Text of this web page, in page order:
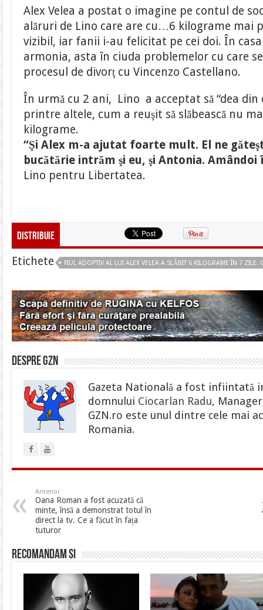
Alex Velea a postat o imagine pe contul de
alăruri de Lino care are cu…6 kilograme mai
vizibil, iar fanii i-au felicitat pe cei doi. În casa
armonia, asta în ciuda problemelor cu care
procesul de divorţ cu Vincenzo Castellano.
În urmă cu 2 ani, Lino a acceptat să “dea din
printre altele, cum a reuşit să slăbească nu
kilograme.
“Şi Alex m-a ajutat foarte mult. El ne
bucătărie intrăm şi eu, şi Antonia. Amândoi
Lino pentru Libertatea.
Distribuie
Etichete FIUL ADOPTIV AL LUI ALEX VELEA A SLĂBIT 6 KILOGRAME ÎN 7
Despre gzn
Gazeta Natională a fost infiintată
domnului Ciocarlan Radu,
GZN.ro este unul dintre cele mai
Romania.
Anterior
Oana Roman a fost acuzată că
minte, însă a demonstrat totul în
direct la tv. Ce a făcut în fața
tuturor
Recomandam si